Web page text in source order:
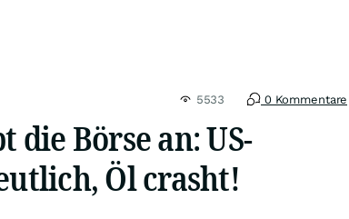
5533 0 Kommentare
die Börse an: US-
Öl crasht!